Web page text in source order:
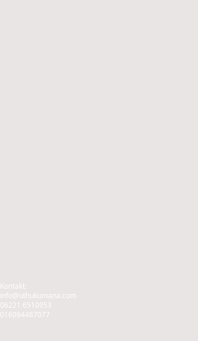
Kontakt:
info@uthukumana.com
06221 6510953
016094487077